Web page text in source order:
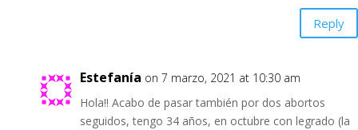
Reply
Estefanía on 7 marzo, 2021 at 10:30 am
Hola!! Acabo de pasar también por dos abortos
seguidos, tengo 34 años, en octubre con legrado (la